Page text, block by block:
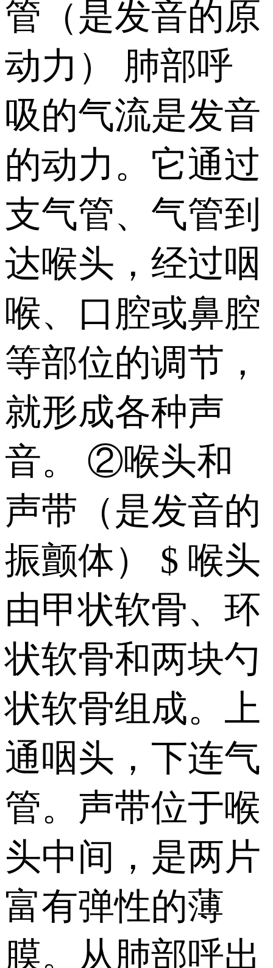
管（是发音的原
动力） 肺部呼
吸的气流是发音
的动力。它通过
支气管、气管到
达喉头，经过咽
喉、口腔或鼻腔
等部位的调节，
就形成各种声
音。 ②喉头和
声带（是发音的
振颤体） $ 喉头
由甲状软骨、环
状软骨和两块勺
状软骨组成。上
通咽头，下连气
管。声带位于喉
头中间，是两片
富有弹性的薄
膜。从肺部呼出